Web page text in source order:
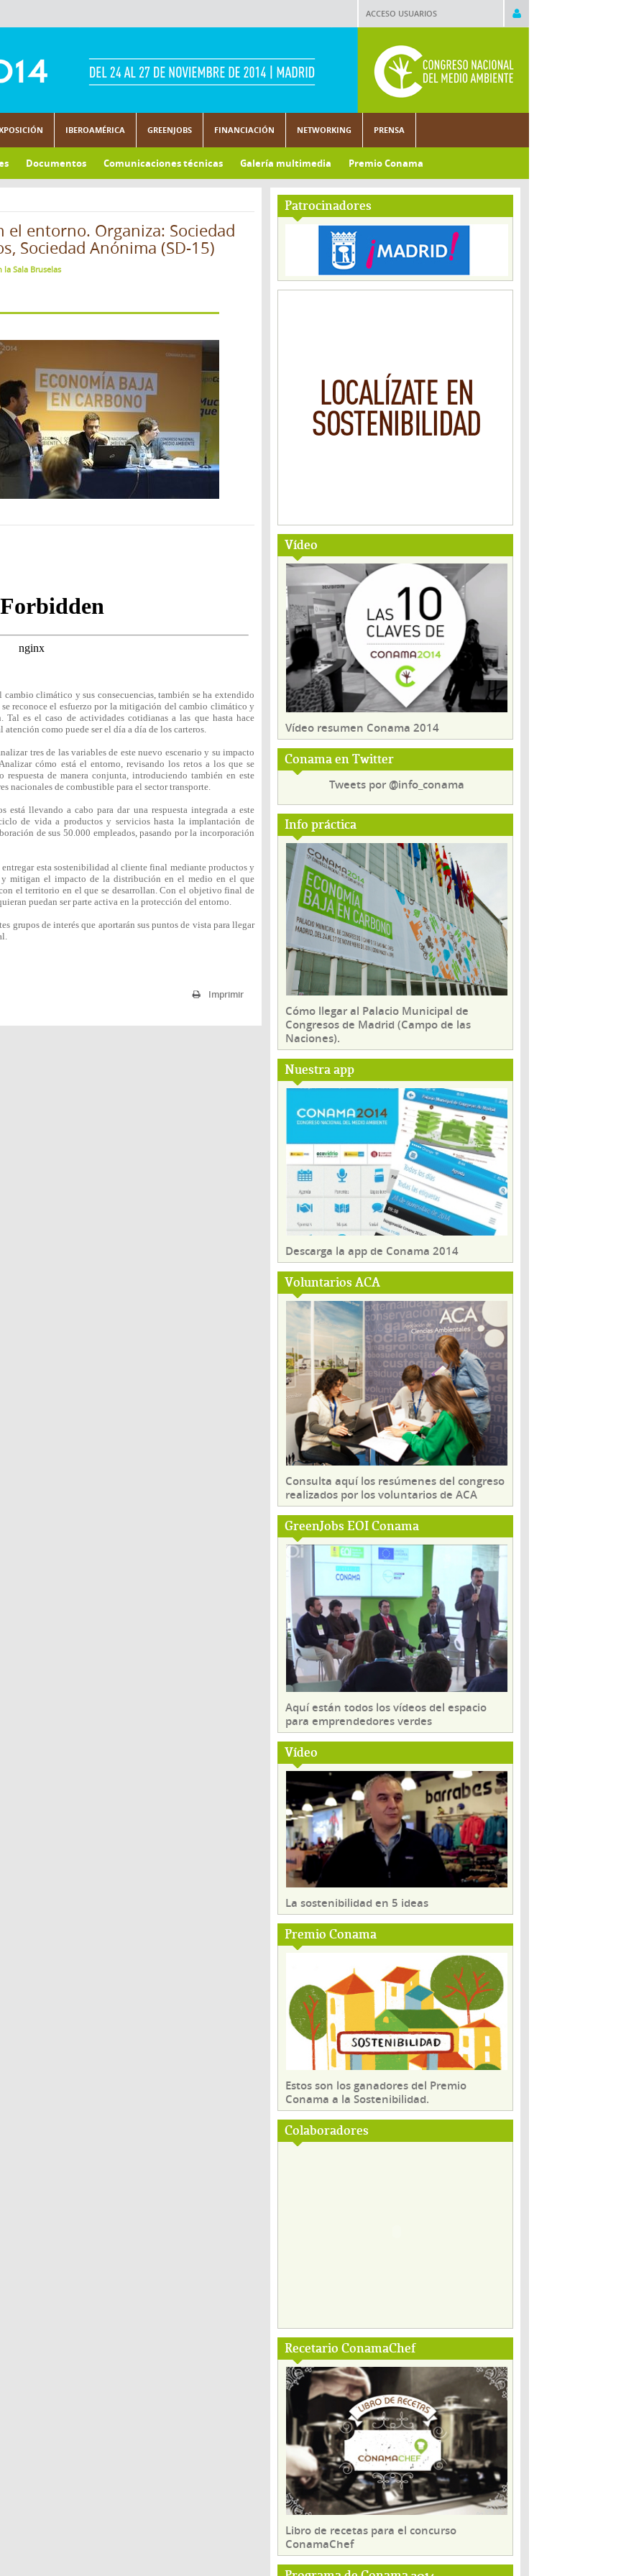
ACCESO USUARIOS
IBEROAMÉRICA GREENJOBS FINANCIACIÓN NETWORKING PRENSA
Documentos Comunicaciones técnicas Galería multimedia Premio Conama
Patrocinadores
Vídeo
Vídeo resumen Conama 2014
Conama en Twitter
Tweets por @info_conama
Info práctica
Cómo llegar al Palacio Municipal de
Congresos de Madrid (Campo de las
Naciones).
Nuestra app
Descarga la app de Conama 2014
Voluntarios ACA
Consulta aquí los resúmenes del congreso
realizados por los voluntarios de ACA
GreenJobs EOI Conama
Aquí están todos los vídeos del espacio
para emprendedores verdes
Vídeo
La sostenibilidad en 5 ideas
Premio Conama
Estos son los ganadores del Premio
Conama a la Sostenibilidad.
Colaboradores
Recetario ConamaChef
Libro de recetas para el concurso
ConamaChef
entorno. Organiza: Sociedad
Sociedad Anónima (SD-15)
la Sala Bruselas
climático y sus consecuencias, también se ha extendido
reconoce el esfuerzo por la mitigación del cambio climático y
es el caso de actividades cotidianas a las que hasta hace
como puede ser el día a día de los carteros.
tres de las variables de este nuevo escenario y su impacto
cómo está el entorno, revisando los retos a los que se
de manera conjunta, introduciendo también en este
nacionales de combustible para el sector transporte.
está llevando a cabo para dar una respuesta integrada a este
de vida a productos y servicios hasta la implantación de
de sus 50.000 empleados, pasando por la incorporación
esta sostenibilidad al cliente final mediante productos y
mitigan el impacto de la distribución en el medio en el que
el territorio en el que se desarrollan. Con el objetivo final de
puedan ser parte activa en la protección del entorno.
grupos de interés que aportarán sus puntos de vista para llegar
Imprimir